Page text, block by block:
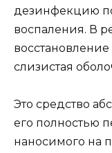
дезинфекцию
воспаления. В
слизистая
Это средство
его полностью
наносимого на